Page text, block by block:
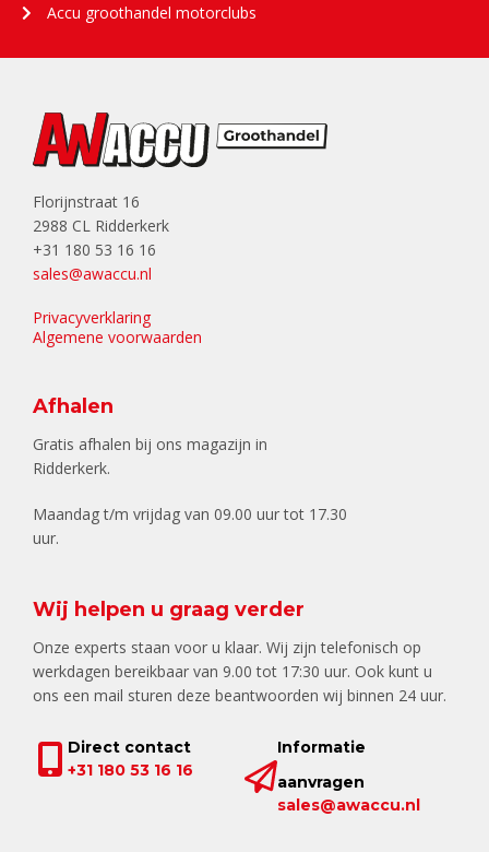
Accu groothandel motorclubs
Florijnstraat 16
2988 CL Ridderkerk
+31 180 53 16 16
sales@awaccu.nl
Privacyverklaring
Algemene voorwaarden
Afhalen
Gratis afhalen bij ons magazijn in
Ridderkerk.
Maandag t/m vrijdag van 09.00 uur tot 17.30
uur.
Wij helpen u graag verder
Onze experts staan voor u klaar. Wij zijn telefonisch op
werkdagen bereikbaar van 9.00 tot 17:30 uur. Ook kunt u
ons een mail sturen deze beantwoorden wij binnen 24 uur.
Direct contact
+31 180 53 16 16
Informatie
aanvragen
sales@awaccu.nl